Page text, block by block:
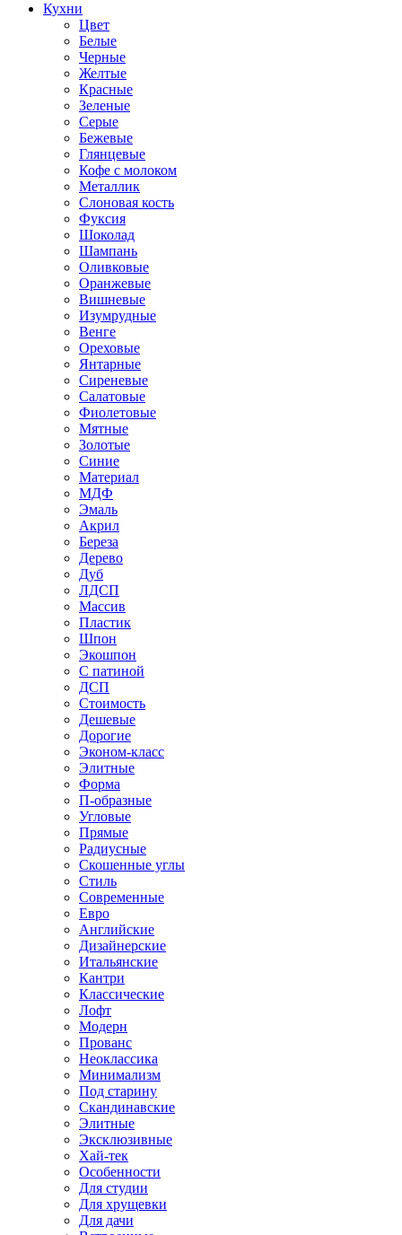
Кухни
Цвет
Белые
Черные
Желтые
Красные
Зеленые
Серые
Бежевые
Глянцевые
Кофе с молоком
Металлик
Слоновая кость
Фуксия
Шоколад
Шампань
Оливковые
Оранжевые
Вишневые
Изумрудные
Венге
Ореховые
Янтарные
Сиреневые
Салатовые
Фиолетовые
Мятные
Золотые
Синие
Материал
МДФ
Эмаль
Акрил
Береза
Дерево
Дуб
ЛДСП
Массив
Пластик
Шпон
Экошпон
С патиной
ДСП
Стоимость
Дешевые
Дорогие
Эконом-класс
Элитные
Форма
П-образные
Угловые
Прямые
Радиусные
Скошенные углы
Стиль
Современные
Евро
Английские
Дизайнерские
Итальянские
Кантри
Классические
Лофт
Модерн
Прованс
Неоклассика
Минимализм
Под старину
Скандинавские
Элитные
Эксклюзивные
Хай-тек
Особенности
Для студии
Для хрущевки
Для дачи